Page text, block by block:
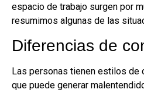
espacio de trabajo surgen por
resumimos algunas de las
Diferencias de
Las personas tienen estilos de
que puede generar